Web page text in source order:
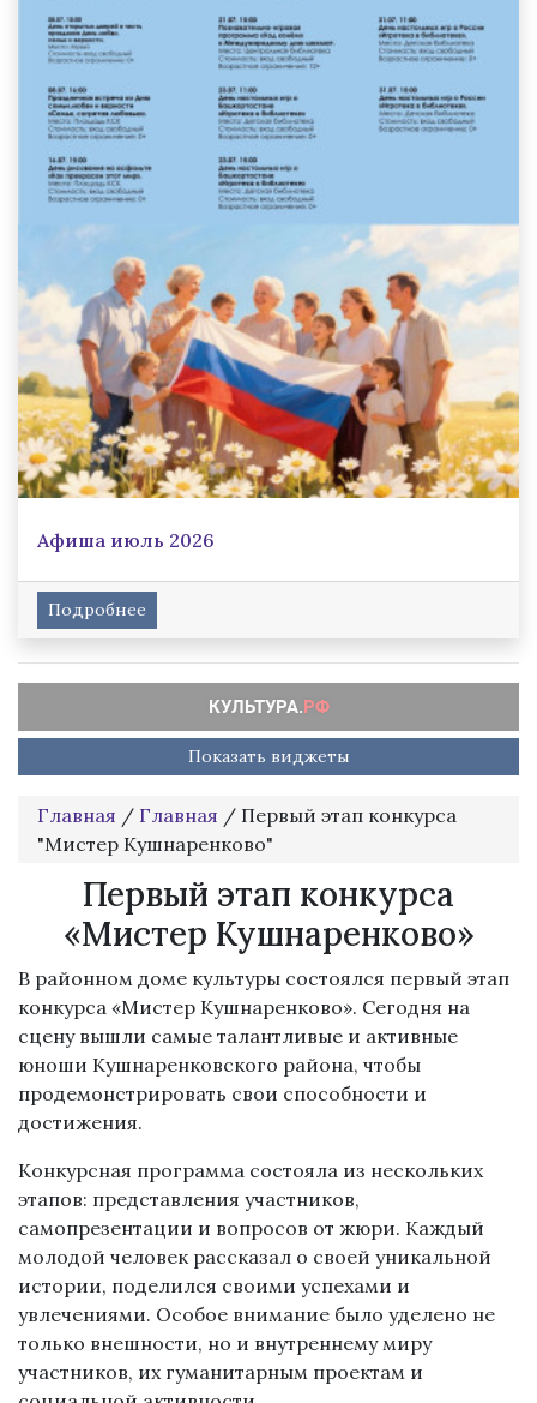
Афиша июль 2026
Подробнее
Показать виджеты
Главная / Главная / Первый этап конкурса
"Мистер Кушнаренково"
Первый этап конкурса
«Мистер Кушнаренково»
В районном доме культуры состоялся первый этап
конкурса «Мистер Кушнаренково». Сегодня на
сцену вышли самые талантливые и активные
юноши Кушнаренковского района, чтобы
продемонстрировать свои способности и
достижения.
Конкурсная программа состояла из нескольких
этапов: представления участников,
самопрезентации и вопросов от жюри. Каждый
молодой человек рассказал о своей уникальной
истории, поделился своими успехами и
увлечениями. Особое внимание было уделено не
только внешности, но и внутреннему миру
участников, их гуманитарным проектам и